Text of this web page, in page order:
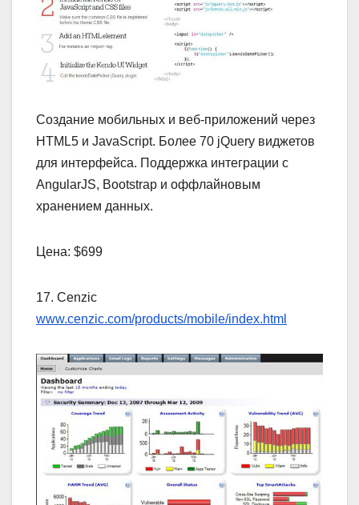
Создание мобильных и веб-приложений через
HTML5 и JavaScript. Более 70 jQuery виджетов
для интерфейса. Поддержка интеграции с
AngularJS, Bootstrap и оффлайновым
хранением данных.
Цена: $699
17. Cenzic
www.cenzic.com/products/mobile/index.html